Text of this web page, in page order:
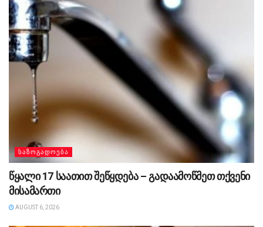
ᲡᲐᲖᲝᲒᲐᲓᲝᲔᲑᲐ
წყალი 17 საათით შეწყდება – გადაამოწმეთ თქვენი
მისამართი
AUGUST 6, 2026